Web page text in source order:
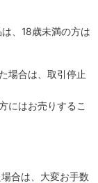
、18歳未満の方は
場合は、取引停止
にはお売りするこ
合は、大変お手数